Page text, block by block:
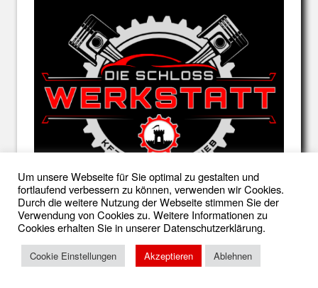
Um unsere Webseite für Sie optimal zu gestalten und
fortlaufend verbessern zu können, verwenden wir Cookies.
Durch die weitere Nutzung der Webseite stimmen Sie der
Verwendung von Cookies zu. Weitere Informationen zu
Cookies erhalten Sie in unserer Datenschutzerklärung.
Cookie Einstellungen Akzeptieren Ablehnen